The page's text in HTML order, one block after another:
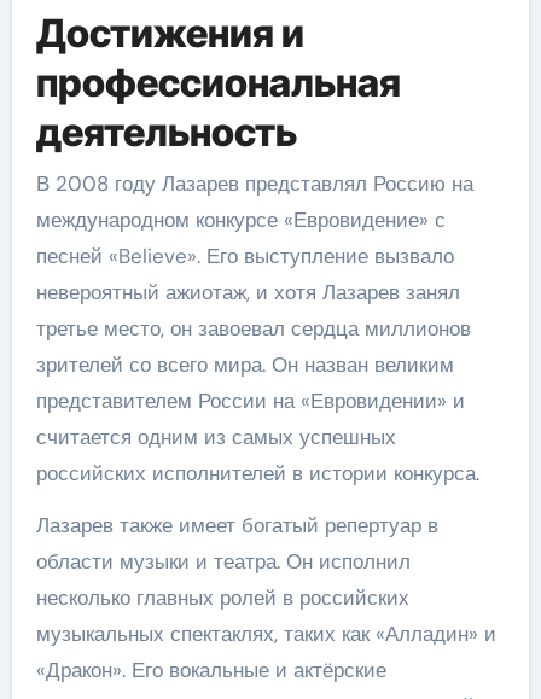
Достижения и
профессиональная
деятельность
В 2008 году Лазарев представлял Россию на
международном конкурсе «Евровидение» с
песней «Believe». Его выступление вызвало
невероятный ажиотаж, и хотя Лазарев занял
третье место, он завоевал сердца миллионов
зрителей со всего мира. Он назван великим
представителем России на «Евровидении» и
считается одним из самых успешных
российских исполнителей в истории конкурса.
Лазарев также имеет богатый репертуар в
области музыки и театра. Он исполнил
несколько главных ролей в российских
музыкальных спектаклях, таких как «Алладин» и
«Дракон». Его вокальные и актёрские